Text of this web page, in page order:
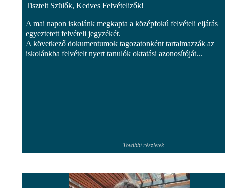
Tisztelt Szülők, Kedves Felvételizők!
A mai napon iskolánk megkapta a középfokú felvételi eljárás
egyeztetett felvételi jegyzékét.
A következő dokumentumok tagozatonként tartalmazzák az
iskolánkba felvételt nyert tanulók oktatási azonosítóját...
További részletek